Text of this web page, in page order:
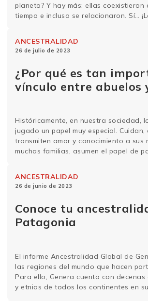
planeta? Y hay más: ellas coexistieron
tiempo e incluso se relacionaron. Sí…
con Generas que te lo …
ANCESTRALIDAD
26 de julio de 2023
¿Por qué es tan
vínculo entre abuelos
Históricamente, en nuestra sociedad,
jugado un papel muy especial. Cuidan,
transmiten amor y conocimiento a sus
muchas familias, asumen el papel de
entre abuelos y nietos? La …
ANCESTRALIDAD
26 de junio de 2023
Conoce tu
Patagonia
El informe Ancestralidad Global de
las regiones del mundo que hacen
Para ello, Genera cuenta con decenas
y etnias de todos los continentes en